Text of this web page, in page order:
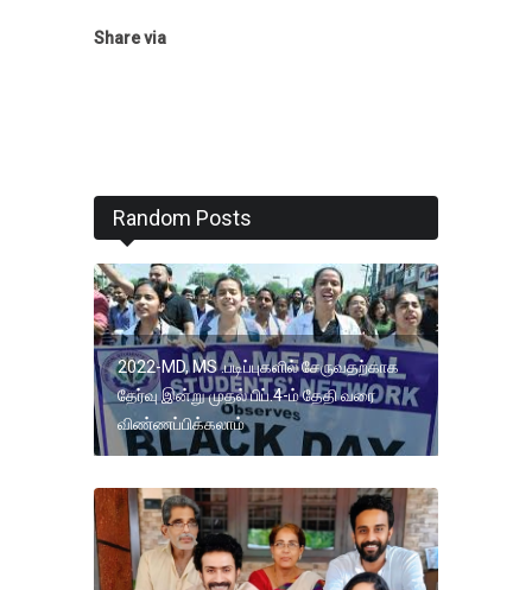
Share via
Random Posts
2022-MD, MS .படிப்புகளில் சேருவதற்காக
தேர்வு இன்று முதல் பிப்.4-ம் தேதி வரை
விண்ணப்பிக்கலாம்